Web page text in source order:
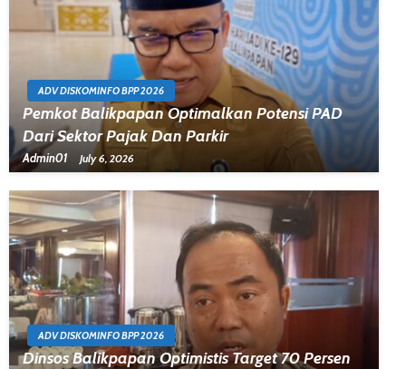
ADV DISKOMINFO BPP 2026
Pemkot Balikpapan Optimalkan Potensi PAD
Dari Sektor Pajak Dan Parkir
Admin01 July 6, 2026
ADV DISKOMINFO BPP 2026
Dinsos Balikpapan Optimistis Target 70 Persen